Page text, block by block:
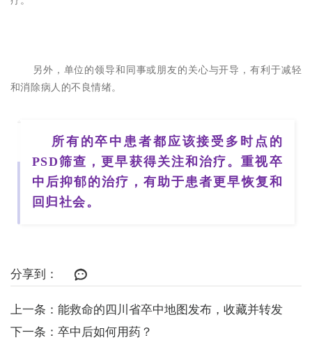
另外，单位的领导和同事或朋友的关心与开导，有利于减轻
和消除病人的不良情绪。
所有的卒中患者都应该接受多时点的
PSD筛查，更早获得关注和治疗。重视卒
中后抑郁的治疗，有助于患者更早恢复和
回归社会。
分享到：
上一条：能救命的四川省卒中地图发布，收藏并转发
下一条：卒中后如何用药？